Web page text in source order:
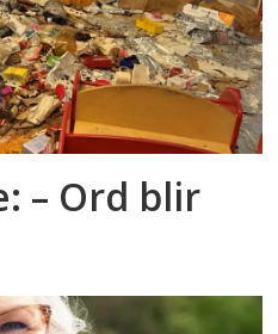
– Ord blir